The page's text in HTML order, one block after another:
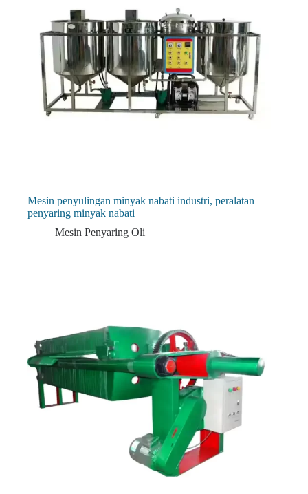
Mesin penyulingan minyak nabati industri, peralatan
penyaring minyak nabati
Mesin Penyaring Oli